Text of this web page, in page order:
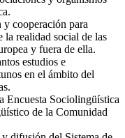
cooperación para
la realidad social de las
y fuera de ella.
estudios e
en el ámbito del
Encuesta Sociolingüística
de la Comunidad